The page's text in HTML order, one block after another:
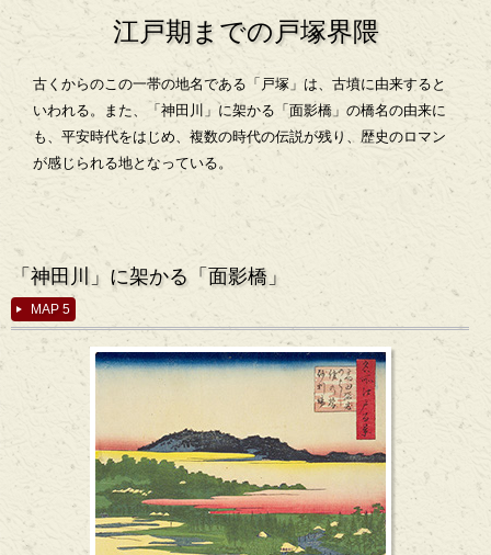
江戸期までの戸塚界隈
古くからのこの一帯の地名である「戸塚」は、古墳に由来すると
いわれる。また、「神田川」に架かる「面影橋」の橋名の由来に
も、平安時代をはじめ、複数の時代の伝説が残り、歴史のロマン
が感じられる地となっている。
「神田川」に架かる「面影橋」
MAP 5